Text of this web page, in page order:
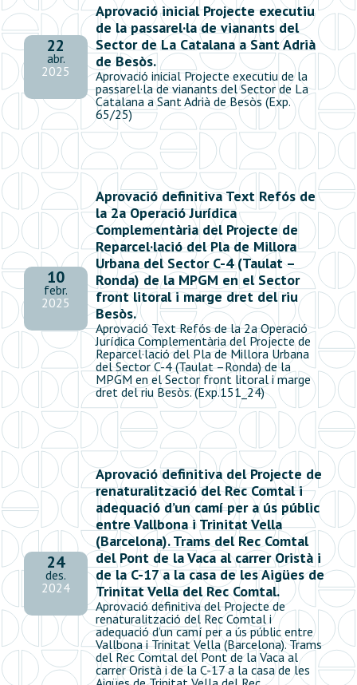
22
abr.
2025
Aprovació inicial Projecte executiu
de la passarel·la de vianants del
Sector de La Catalana a Sant Adrià
de Besòs.
Aprovació inicial Projecte executiu de la
passarel·la de vianants del Sector de La
Catalana a Sant Adrià de Besòs (Exp.
65/25)
10
febr.
2025
Aprovació definitiva Text Refós de
la 2a Operació Jurídica
Complementària del Projecte de
Reparcel·lació del Pla de Millora
Urbana del Sector C-4 (Taulat –
Ronda) de la MPGM en el Sector
front litoral i marge dret del riu
Besòs.
Aprovació Text Refós de la 2a Operació
Jurídica Complementària del Projecte de
Reparcel·lació del Pla de Millora Urbana
del Sector C-4 (Taulat –Ronda) de la
MPGM en el Sector front litoral i marge
dret del riu Besòs. (Exp.151_24)
24
des.
2024
Aprovació definitiva del Projecte de
renaturalització del Rec Comtal i
adequació d’un camí per a ús públic
entre Vallbona i Trinitat Vella
(Barcelona). Trams del Rec Comtal
del Pont de la Vaca al carrer Oristà i
de la C-17 a la casa de les Aigües de
Trinitat Vella del Rec Comtal.
Aprovació definitiva del Projecte de
renaturalització del Rec Comtal i
adequació d’un camí per a ús públic entre
Vallbona i Trinitat Vella (Barcelona). Trams
del Rec Comtal del Pont de la Vaca al
carrer Oristà i de la C-17 a la casa de les